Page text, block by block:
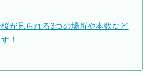
が見られる3つの場所や本数など
！